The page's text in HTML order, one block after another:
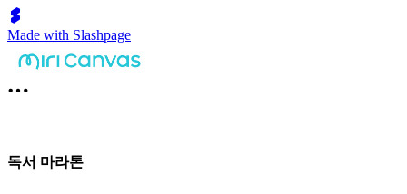
Made with Slashpage
독서 마라톤